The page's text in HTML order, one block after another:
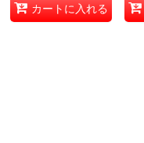
カートに入れる